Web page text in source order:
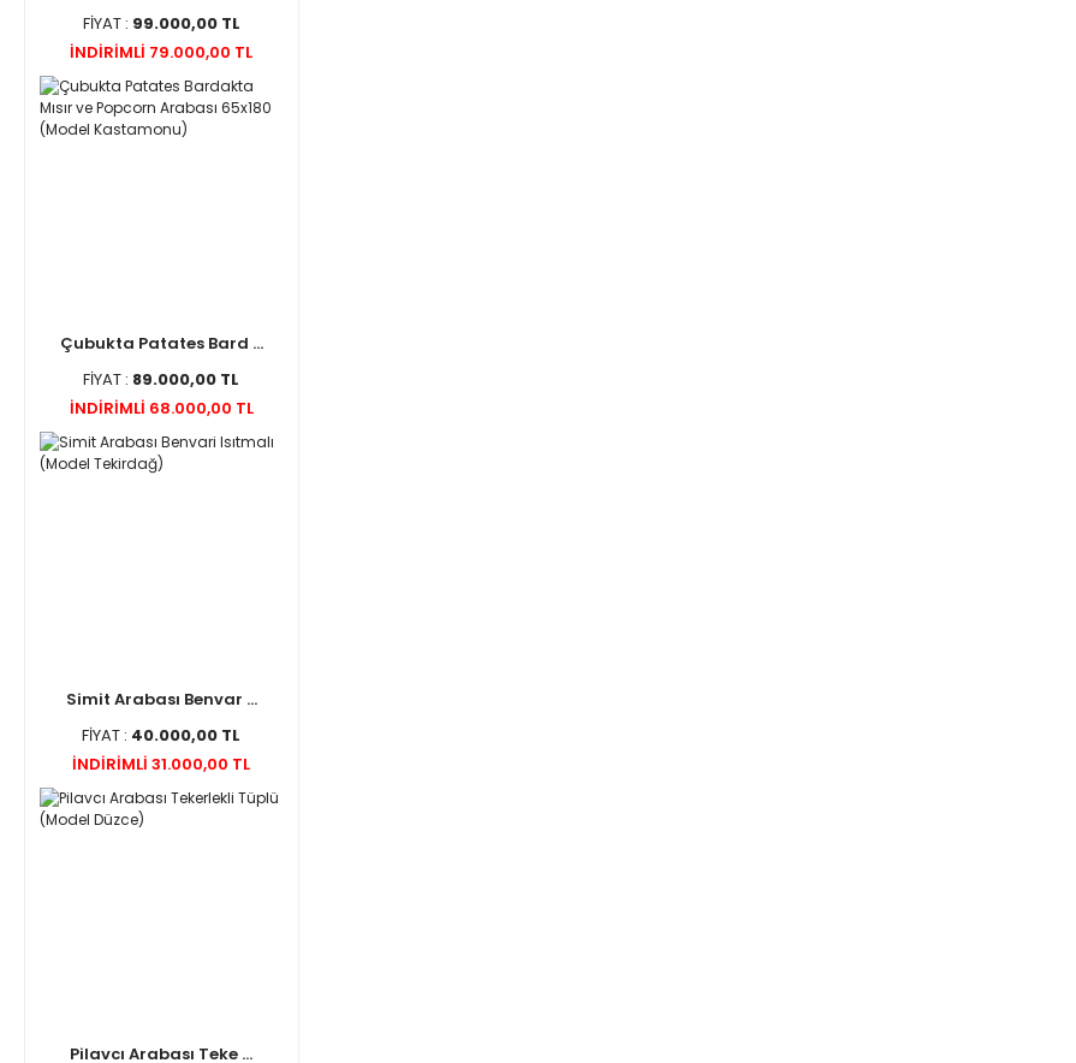
FİYAT : 99.000,00 TL
İNDİRİMLİ 79.000,00 TL
Çubukta Patates Bard ...
FİYAT : 89.000,00 TL
İNDİRİMLİ 68.000,00 TL
Simit Arabası Benvar ...
FİYAT : 40.000,00 TL
İNDİRİMLİ 31.000,00 TL
Pilavcı Arabası Teke ...